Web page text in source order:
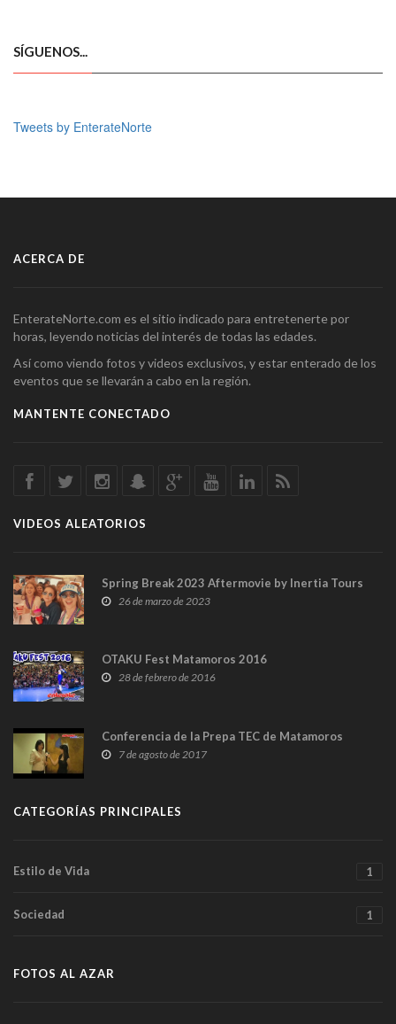
SÍGUENOS...
Tweets by EnterateNorte
ACERCA DE
EnterateNorte.com es el sitio indicado para entretenerte por
horas, leyendo noticias del interés de todas las edades.
Así como viendo fotos y videos exclusivos, y estar enterado de los
eventos que se llevarán a cabo en la región.
MANTENTE CONECTADO
VIDEOS ALEATORIOS
Spring Break 2023 Aftermovie by Inertia Tours
26 de marzo de 2023
OTAKU Fest Matamoros 2016
28 de febrero de 2016
Conferencia de la Prepa TEC de Matamoros
7 de agosto de 2017
CATEGORÍAS PRINCIPALES
Estilo de Vida 1
Sociedad 1
FOTOS AL AZAR